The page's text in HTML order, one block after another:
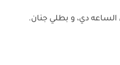
دي، و بطلي جنان.